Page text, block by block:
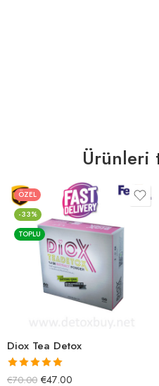
Ürünleri
ÖZEL
-33%
TOPLU
Diox Tea Detox
5 üzerinden
€70.00 €47.00